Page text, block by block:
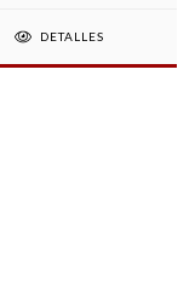
DETALLES